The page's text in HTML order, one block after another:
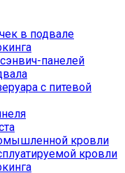
в подвале
панелей
с питевой
кровли
кровли